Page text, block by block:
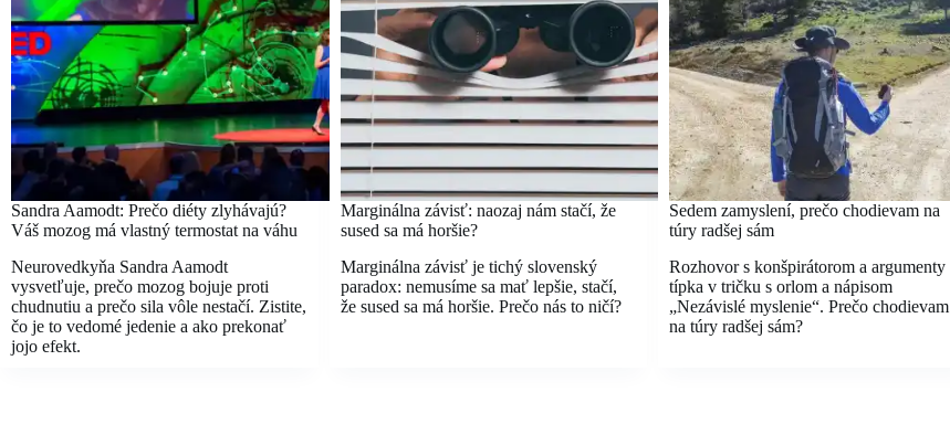
Sandra Aamodt: Prečo diéty zlyhávajú?
Váš mozog má vlastný termostat na váhu
Neurovedkyňa Sandra Aamodt
vysvetľuje, prečo mozog bojuje proti
chudnutiu a prečo sila vôle nestačí. Zistite,
čo je to vedomé jedenie a ako prekonať
jojo efekt.
Marginálna závisť: naozaj nám stačí, že
sused sa má horšie?
Marginálna závisť je tichý slovenský
paradox: nemusíme sa mať lepšie, stačí,
že sused sa má horšie. Prečo nás to ničí?
Sedem zamyslení, prečo chodievam na
túry radšej sám
Rozhovor s konšpirátorom a argumenty
típka v tričku s orlom a nápisom
„Nezávislé myslenie“. Prečo chodievam
na túry radšej sám?